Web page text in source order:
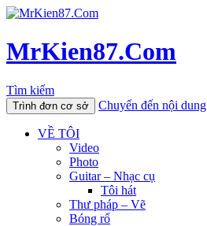
MrKien87.Com
Tìm kiếm
Trình đơn cơ sở Chuyển đến nội dung
VỀ TÔI
Video
Photo
Guitar – Nhạc cụ
Tôi hát
Thư pháp – Vẽ
Bóng rổ